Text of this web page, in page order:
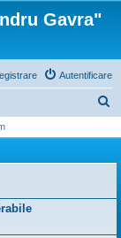
Gavra"
Autentificare
t